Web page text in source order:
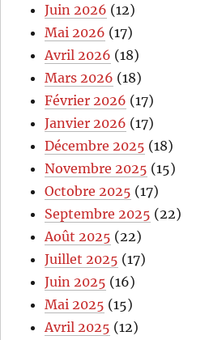
Juin 2026 (12)
Mai 2026 (17)
Avril 2026 (18)
Mars 2026 (18)
Février 2026 (17)
Janvier 2026 (17)
Décembre 2025 (18)
Novembre 2025 (15)
Octobre 2025 (17)
Septembre 2025 (22)
Août 2025 (22)
Juillet 2025 (17)
Juin 2025 (16)
Mai 2025 (15)
Avril 2025 (12)